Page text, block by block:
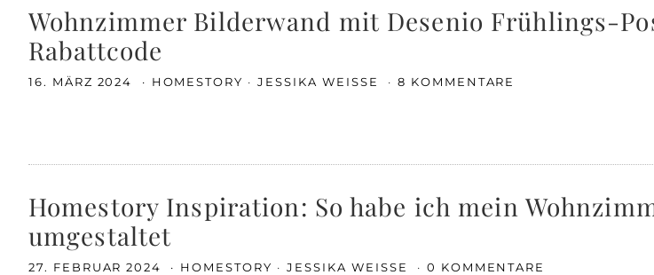
Wohnzimmer Bilderwand mit Desenio Frühlings-
Rabattcode
16. MÄRZ 2024 HOMESTORY JESSIKA WEISSE 8 KOMMENTARE
Homestory Inspiration: So habe ich mein
umgestaltet
27. FEBRUAR 2024 HOMESTORY JESSIKA WEISSE 0 KOMMENTARE